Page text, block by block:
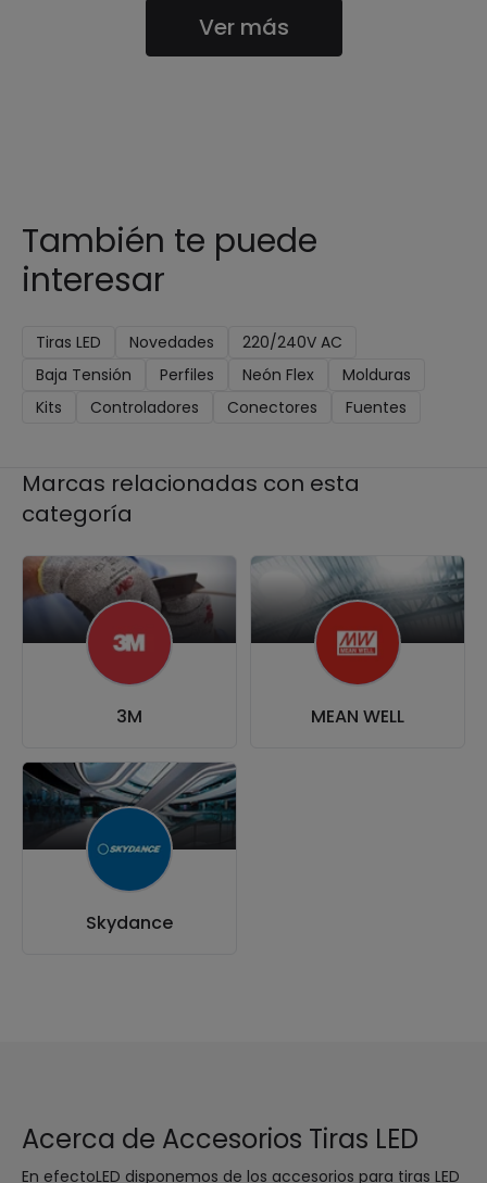
Ver más
También te puede
interesar
Tiras LED Novedades
220/240V AC
Baja Tensión
Perfiles Neón Flex
Molduras
Kits
Controladores Conectores Fuentes
Marcas relacionadas con esta
categoría
3M MEAN WELL
Skydance
Acerca de Accesorios Tiras LED
En efectoLED disponemos de los accesorios para tiras LED